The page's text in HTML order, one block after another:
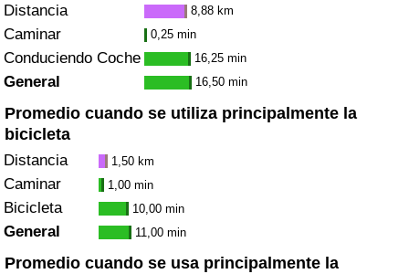
Distancia 8,88 km
Caminar 0,25 min
Conduciendo Coche 16,25 min
General 16,50 min
Promedio cuando se utiliza principalmente la
bicicleta
Distancia 1,50 km
Caminar 1,00 min
Bicicleta 10,00 min
General 11,00 min
Promedio cuando se usa principalmente la
Índice de Tráfico por País